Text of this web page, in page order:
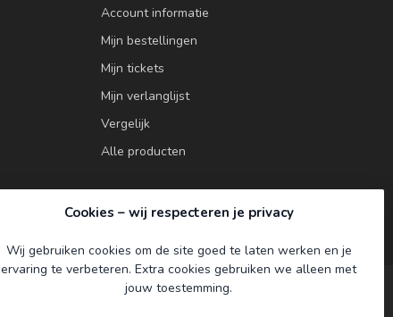
Account informatie
Mijn bestellingen
Mijn tickets
Mijn verlanglijst
Vergelijk
Alle producten
Cookies – wij respecteren je privacy
Wij gebruiken cookies om de site goed te laten werken en je
ervaring te verbeteren. Extra cookies gebruiken we alleen met
jouw toestemming.